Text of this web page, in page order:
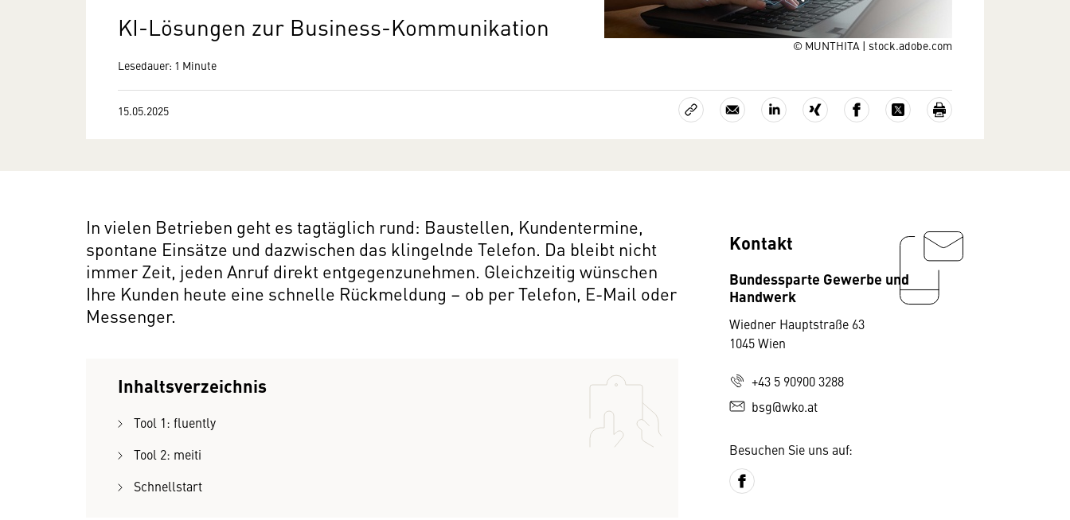
© MUNTHITA | stock.adobe.com
KI-Lösungen zur Business-Kommunikation
Lesedauer: 1 Minute
15.05.2025
In vielen Betrieben geht es tagtäglich rund: Baustellen, Kundentermine,
spontane Einsätze und dazwischen das klingelnde Telefon. Da bleibt nicht
immer Zeit, jeden Anruf direkt entgegenzunehmen. Gleichzeitig wünschen
Ihre Kunden heute eine schnelle Rückmeldung – ob per Telefon, E-Mail oder
Messenger.
Inhaltsverzeichnis
Tool 1: fluently
Tool 2: meiti
Schnellstart
Kontakt
Bundessparte Gewerbe und
Handwerk
Wiedner Hauptstraße 63
1045 Wien
+43 5 90900 3288
bsg@wko.at
Besuchen Sie uns auf: